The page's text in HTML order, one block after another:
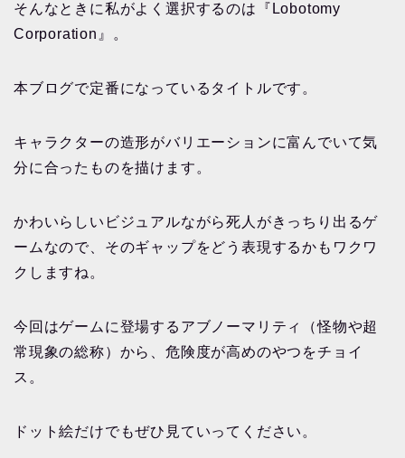
そんなときに私がよく選択するのは『Lobotomy
Corporation』。
本ブログで定番になっているタイトルです。
キャラクターの造形がバリエーションに富んでいて気
分に合ったものを描けます。
かわいらしいビジュアルながら死人がきっちり出るゲ
ームなので、そのギャップをどう表現するかもワクワ
クしますね。
今回はゲームに登場するアブノーマリティ（怪物や超
常現象の総称）から、危険度が高めのやつをチョイ
ス。
ドット絵だけでもぜひ見ていってください。